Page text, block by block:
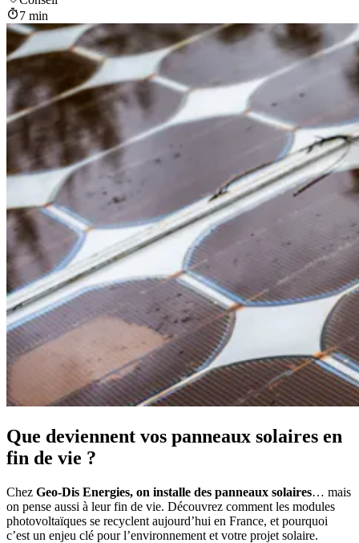
7 min
Que deviennent vos panneaux solaires en
fin de vie ?
Chez Geo-Dis Energies, on installe des panneaux solaires… mais
on pense aussi à leur fin de vie. Découvrez comment les modules
photovoltaïques se recyclent aujourd’hui en France, et pourquoi
c’est un enjeu clé pour l’environnement et votre projet solaire.